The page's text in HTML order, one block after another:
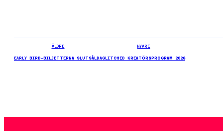
ÄLDRE
EARLY BIRD-BILJETTERNA SLUTSÅLDA
NYARE
GLITCHED KREATÖRSPROGRAM 2026